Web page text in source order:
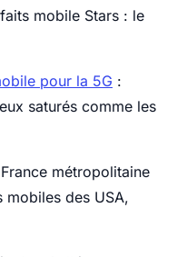
mobile Stars : le
pour la 5G :
saturés comme les
métropolitaine
des USA,